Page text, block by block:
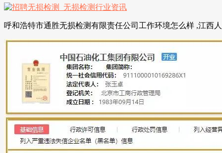
呼和浩特市通胜无损检测有限责任公司工作环境怎么样 ,江西